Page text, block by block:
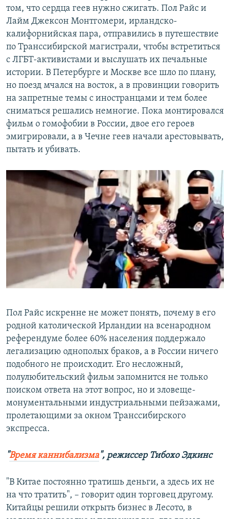
том, что сердца геев нужно сжигать. Пол Райс и
Лайм Джексон Монтгомери, ирландско-
калифорнийская пара, отправились в путешествие
по Транссибирской магистрали, чтобы встретиться
с ЛГБТ-активистами и выслушать их печальные
истории. В Петербурге и Москве все шло по плану,
но поезд мчался на восток, а в провинции говорить
на запретные темы с иностранцами и тем более
сниматься решались немногие. Пока монтировался
фильм о гомофобии в России, двое его героев
эмигрировали, а в Чечне геев начали арестовывать,
пытать и убивать.
Пол Райс искренне не может понять, почему в его
родной католической Ирландии на всенародном
референдуме более 60% населения поддержало
легализацию однополых браков, а в России ничего
подобного не происходит. Его несложный,
полулюбительский фильм запомнится не только
поиском ответа на этот вопрос, но и зловеще-
монументальными индустриальными пейзажами,
пролетающими за окном Транссибирского
экспресса.
"Время каннибализма", режиссер Тибохо Эдкинс
"В Китае постоянно тратишь деньги, а здесь их не
на что тратить", – говорит один торговец другому.
Китайцы решили открыть бизнес в Лесото, в